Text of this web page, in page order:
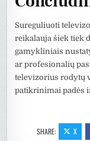
Sureguliuoti
reikalauja šiek tiek
gamykliniais
ar profesionalių
televizorius rodytų
patikrinimai padės
SHARE: X